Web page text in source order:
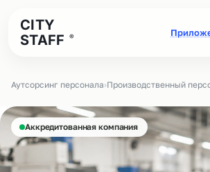
CITY
STAFF
®
Аутсорсинг персонала›Производственный
Аккредитованная компания